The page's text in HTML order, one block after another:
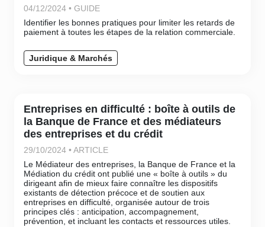
04/12/2024 • GUIDE
Identifier les bonnes pratiques pour limiter les retards de
paiement à toutes les étapes de la relation commerciale.
Juridique & Marchés
Entreprises en difficulté : boîte à outils de
la Banque de France et des médiateurs
des entreprises et du crédit
29/10/2024 • ARTICLE
Le Médiateur des entreprises, la Banque de France et la
Médiation du crédit ont publié une « boîte à outils » du
dirigeant afin de mieux faire connaître les dispositifs
existants de détection précoce et de soutien aux
entreprises en difficulté, organisée autour de trois
principes clés : anticipation, accompagnement,
prévention, et incluant les contacts et ressources utiles.